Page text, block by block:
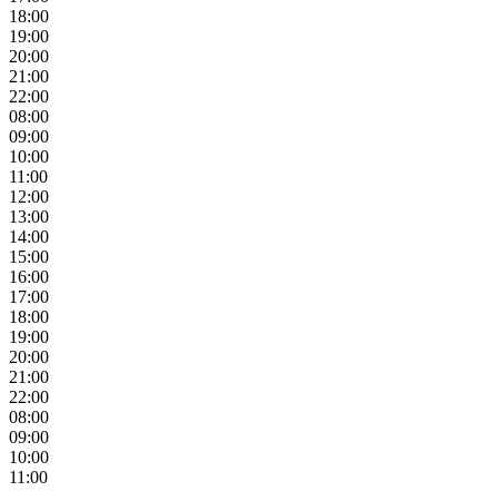
18:00
19:00
20:00
21:00
22:00
08:00
09:00
10:00
11:00
12:00
13:00
14:00
15:00
16:00
17:00
18:00
19:00
20:00
21:00
22:00
08:00
09:00
10:00
11:00